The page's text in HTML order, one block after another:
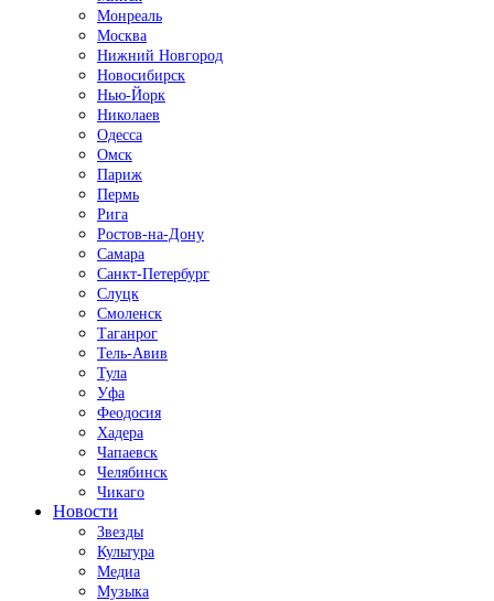
Монреаль
Москва
Нижний Новгород
Новосибирск
Нью-Йорк
Николаев
Одесса
Омск
Париж
Пермь
Рига
Ростов-на-Дону
Самара
Санкт-Петербург
Слуцк
Смоленск
Таганрог
Тель-Авив
Тула
Уфа
Феодосия
Хадера
Чапаевск
Челябинск
Чикаго
Новости
Звезды
Культура
Медиа
Музыка